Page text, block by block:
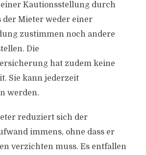
einer Kautionsstellung durch
der Mieter weder einer
zustimmen noch andere
Die
hat zudem keine
Sie kann jederzeit
werden.
reduziert sich der
immens, ohne dass er
verzichten muss. Es entfallen